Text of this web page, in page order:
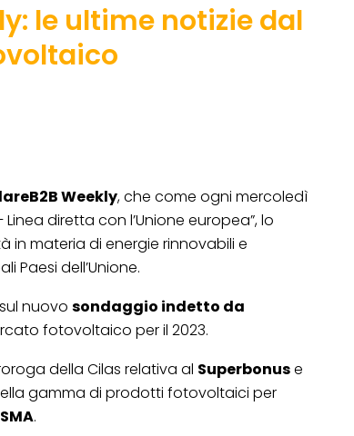
le ultime notizie dal
Weekly, che come ogni mercoledì
diretta con l’Unione europea”, lo
in materia di energie rinnovabili e
Paesi dell’Unione.
nuovo sondaggio indetto da
fotovoltaico per il 2023.
della Cilas relativa al Superbonuse
gamma di prodotti fotovoltaici per
SMA.